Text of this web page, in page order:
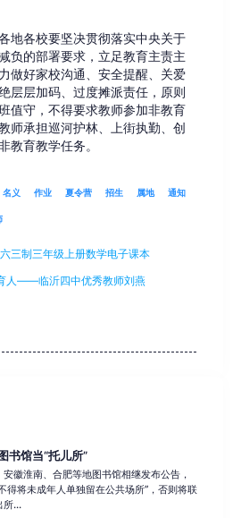
地各校要坚决贯彻落实中央关于
负的部署要求，立足教育主责主
做好家校沟通、安全提醒、关爱
层层加码、过度摊派责任，原则
值守，不得要求教师参加非教育
师承担巡河护林、上街执勤、创
教育教学任务。
名义 作业 夏令营 招生 属地 通知
三制三年级上册数学电子课本
人——临沂四中优秀教师刘燕
书馆当“托儿所”
安徽淮南、合肥等地图书馆相继发布公告，
得将未成年人单独留在公共场所”，否则将联
所...